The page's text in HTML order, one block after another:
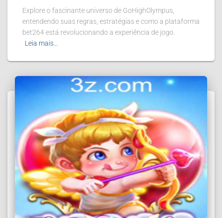
Explore o fascinante universo de GoHighOlympus,
entendendo suas regras, estratégias e como a plataforma
bet264 está revolucionando a experiência de jogo.
Leia mais…